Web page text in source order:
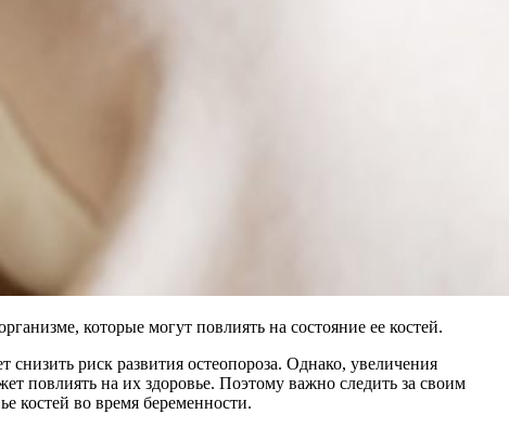
которые могут повлиять на состояние ее костей.
риск развития остеопороза. Однако, увеличения
повлиять на их здоровье. Поэтому важно следить за своим
костей во время беременности.